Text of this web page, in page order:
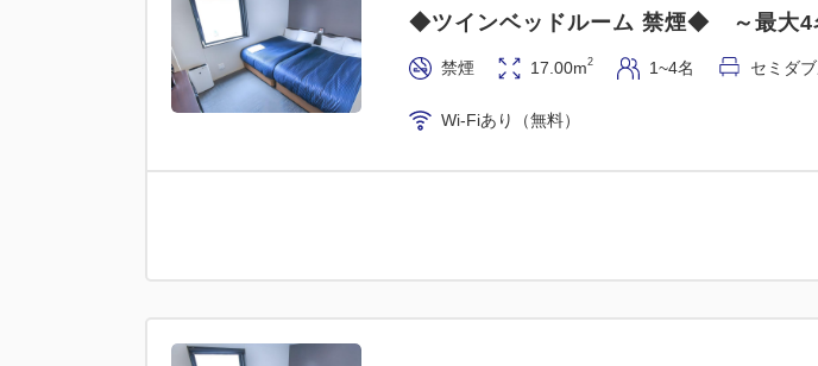
□
◆
□
※
【
◆ツインベッドルーム 禁煙◆ ～最大4
禁煙 17.00m2 1~4名 セミダ
Wi-Fiあり（無料）